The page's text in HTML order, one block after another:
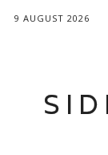
9 AUGUST 2026